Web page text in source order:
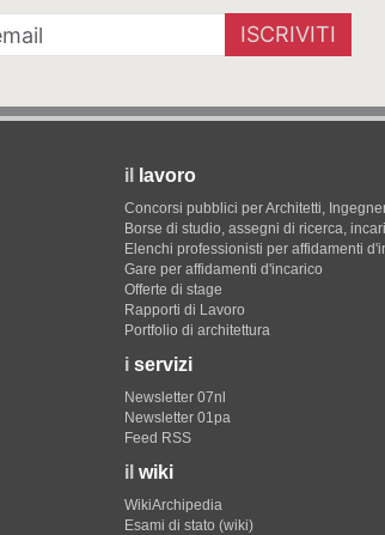
ISCRIVITI
il lavoro
Concorsi pubblici per Architetti,
Borse di studio, assegni di ricerca,
Elenchi professionisti per affidamenti
Gare per affidamenti d'incarico
Offerte di stage
Rapporti di Lavoro
Portfolio di architettura
i servizi
Newsletter 07nl
Newsletter 01pa
Feed RSS
il wiki
WikiArchipedia
Esami di stato (wiki)